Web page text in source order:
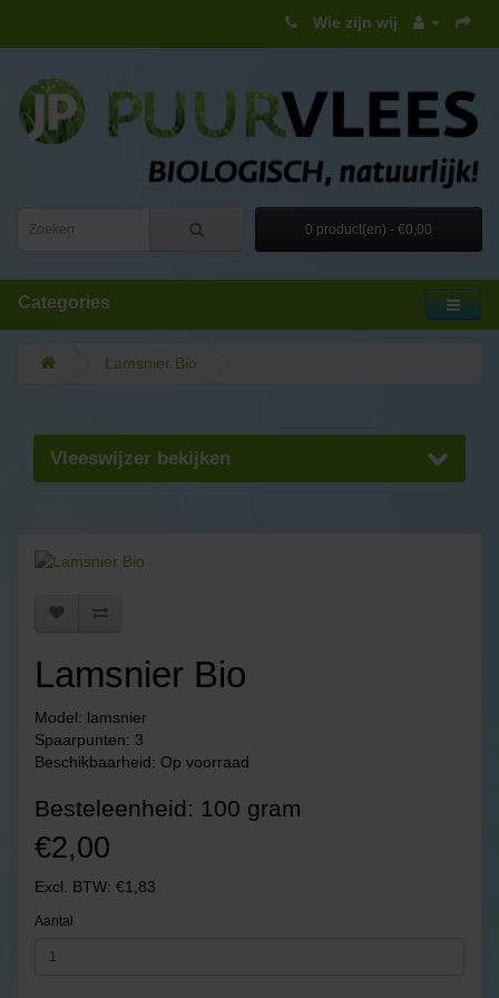
Wie zijn wij
0 product(en) - €0,00
Categories
Lamsnier Bio
Vleeswijzer bekijken
Lamsnier Bio
Model: lamsnier
Spaarpunten: 3
Beschikbaarheid: Op voorraad
Besteleenheid: 100 gram
€2,00
Excl. BTW: €1,83
Aantal